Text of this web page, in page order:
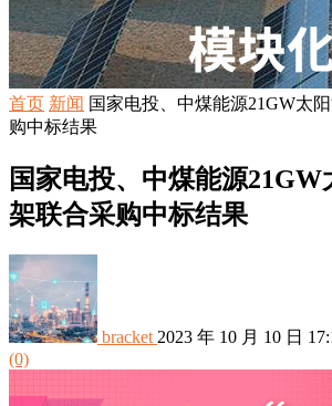
首页 新闻 国家电投、中煤能源21GW太
购中标结果
国家电投、中煤能源
架联合采购中标结果
bracket 2023 年 10 月 10 日
(0)